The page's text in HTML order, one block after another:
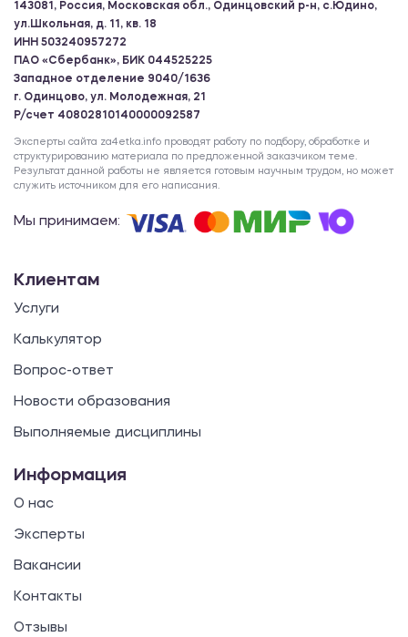
143081, Россия, Московская обл., Одинцовский р-н, с.Юдино,
ул.Школьная, д. 11, кв. 18
ИНН 503240957272
ПАО «Сбербанк», БИК 044525225
Западное отделение 9040/1636
г. Одинцово, ул. Молодежная, 21
Р/счет 40802810140000092587
Эксперты сайта za4etka.info проводят работу по подбору, обработке и
структурированию материала по предложенной заказчиком теме.
Результат данной работы не является готовым научным трудом, но может
служить источником для его написания.
Мы принимаем:
Клиентам
Услуги
Калькулятор
Вопрос-ответ
Новости образования
Выполняемые дисциплины
Информация
О нас
Эксперты
Вакансии
Контакты
Отзывы